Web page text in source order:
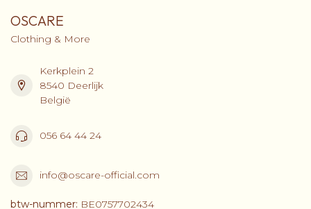
OSCARE
Clothing & More
Kerkplein 2
8540 Deerlijk
België
056 64 44 24
info@oscare-official.com
btw-nummer: BE0757702434